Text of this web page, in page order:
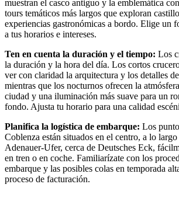
muestran el casco antiguo y la emblemática
tours temáticos más largos que exploran
experiencias gastronómicas a bordo. Elige un
a tus horarios e intereses.
Ten en cuenta la duración y el tiempo: Los
la duración y la hora del día. Los cortos
ver con claridad la arquitectura y los detalles
mientras que los nocturnos ofrecen la
ciudad y una iluminación más suave para un
fondo. Ajusta tu horario para una calidad
Planifica la logística de embarque: Los
Coblenza están situados en el centro, a lo
Adenauer-Ufer, cerca de Deutsches Eck,
en tren o en coche. Familiarízate con los
embarque y las posibles colas en temporada
proceso de facturación.